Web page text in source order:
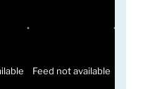
Feed not available